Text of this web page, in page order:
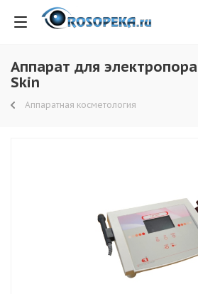
Аппарат для
Skin
Аппаратная косметология